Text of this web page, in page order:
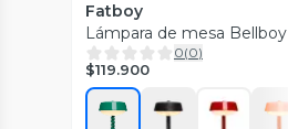
Fatboy
Lámpara de mesa Bellboy
0(0)
$119.900